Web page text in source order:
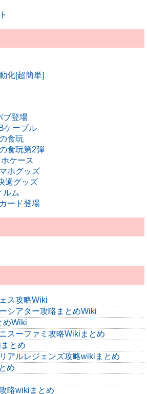
化[超簡単]
ブ登場
ケーブル
食玩
食玩第2弾
ケース
ホグッズ
適グッズ
ルム
ード登場
ス攻略Wiki
シアター攻略まとめWiki
めWiki
スーファミ攻略Wikiまとめ
とめ
アルレジェンズ攻略wikiまとめ
め
略wikiまとめ